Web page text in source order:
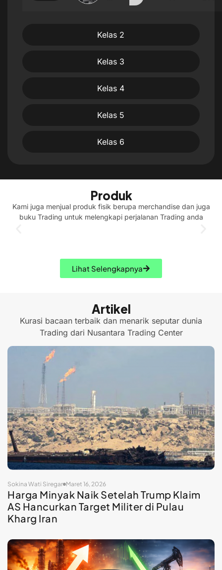
Kelas 2
Kelas 3
Kelas 4
Kelas 5
Kelas 6
Produk
Kami juga menjual produk fisik berupa merchandise dan juga
buku Trading untuk melengkapi perjalanan Trading anda
Lihat Selengkapnya
Artikel
Kurasi bacaan terbaik dan menarik seputar dunia
Trading dari Nusantara Trading Center
Sokina Wati Siregar Maret 16, 2026
Harga Minyak Naik Setelah Trump Klaim
AS Hancurkan Target Militer di Pulau
Kharg Iran